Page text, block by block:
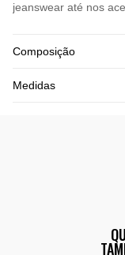
jeanswear até nos
Composição
Medidas